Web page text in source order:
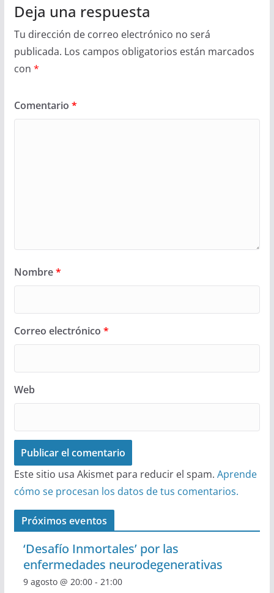
Deja una respuesta
Tu dirección de correo electrónico no será
publicada. Los campos obligatorios están marcados
con *
Comentario *
Nombre*
Correo electrónico *
Web
Este sitio usa Akismet para reducir el spam. Aprende
cómo se procesan los datos de tus comentarios.
Próximos eventos
‘Desafío Inmortales’ por las
enfermedades neurodegenerativas
9 agosto @ 20:00- 21:00